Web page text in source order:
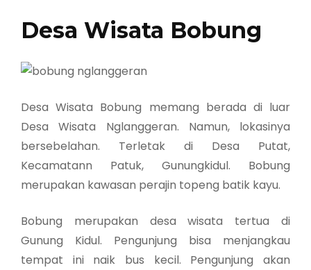
Desa Wisata Bobung
Desa Wisata Bobung memang berada di luar
Desa Wisata Nglanggeran. Namun, lokasinya
bersebelahan. Terletak di Desa Putat,
Kecamatann Patuk, Gunungkidul. Bobung
merupakan kawasan perajin topeng batik kayu.
Bobung merupakan desa wisata tertua di
Gunung Kidul. Pengunjung bisa menjangkau
tempat ini naik bus kecil. Pengunjung akan